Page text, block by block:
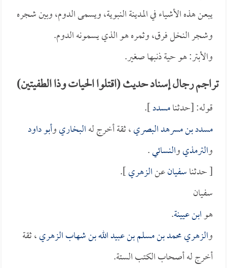
يبعن هذه الأشياء في المدينة النبوية، ويسمى الدوم، وبين شجره
وشجر النخل فرق، وثمره هو الذي يسمونه الدوم.
والأبتر: هو حية ذنبها صغير.
تراجم رجال إسناد حديث (اقتلوا الحيات وذا الطفيتين)
قوله: [حدثنامسدد].
مسدد بن مسرهد البصري، ثقة أخرج لهالبخاريوأبو داود
والترمذيوالنسائي.
[ حدثناسفيانعنالزهري].
سفيان
هوابن عيينة.
والزهري محمد بن مسلم بن عبيد الله بن شهاب الزهري، ثقة
أخرج له أصحاب الكتب الستة.